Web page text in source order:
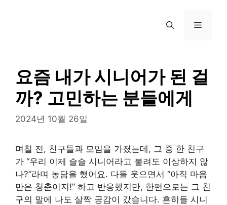
메
요즘 내가 시니어가 된 걸
까? 고민하는 분들에게
2024년 10월 26일
며칠 전, 친구들과 모임을 가졌는데, 그 중 한 친구
가 “우리 이제 슬슬 시니어라고 불려도 이상하지 않
나?”라며 농담을 했어요. 다들 웃으면서 “아직 마음
만은 청춘이지!” 하고 반응했지만, 한편으로는 그 친
구의 말에 나도 살짝 공감이 갔습니다. 흔히들 시니